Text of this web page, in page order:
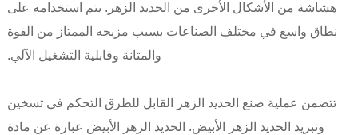
هشاشة من الأشكال الأخرى من الحديد الزهر. يتم استخدامه على
نطاق واسع في مختلف الصناعات بسبب مزيجه الممتاز من القوة
والمتانة وقابلية التشغيل الآلي.
تتضمن عملية صنع الحديد الزهر القابل للطرق التحكم في تسخين
وتبريد الحديد الزهر الأبيض. الحديد الزهر الأبيض عبارة عن مادة